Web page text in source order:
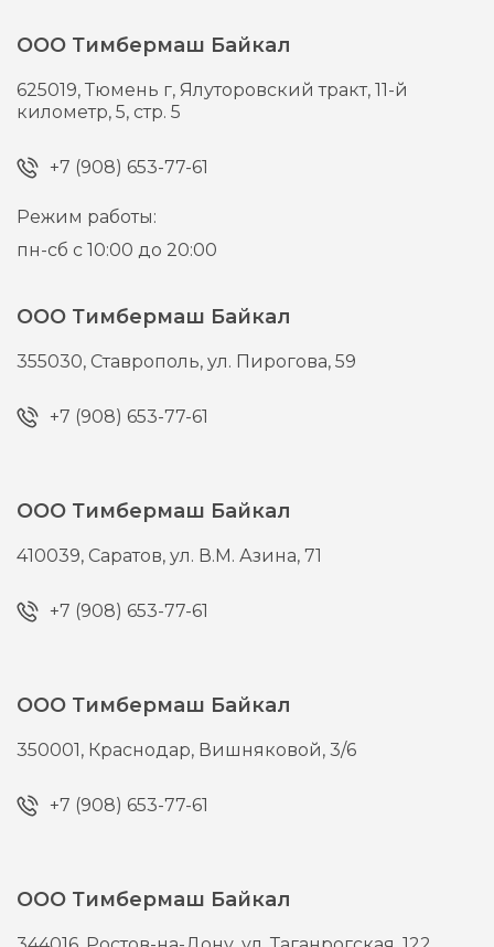
ООО Тимбермаш Байкал
625019,Тюмень г, Ялуторовский тракт, 11-й
километр, 5, стр. 5
+7 (908) 653-77-61
Режим работы:
пн-сб с 10:00 до 20:00
ООО Тимбермаш Байкал
355030, Ставрополь,ул. Пирогова, 59
+7 (908) 653-77-61
ООО Тимбермаш Байкал
410039, Саратов,ул. В.М. Азина, 71
+7 (908) 653-77-61
ООО Тимбермаш Байкал
350001, Краснодар, Вишняковой, 3/6
+7 (908) 653-77-61
ООО Тимбермаш Байкал